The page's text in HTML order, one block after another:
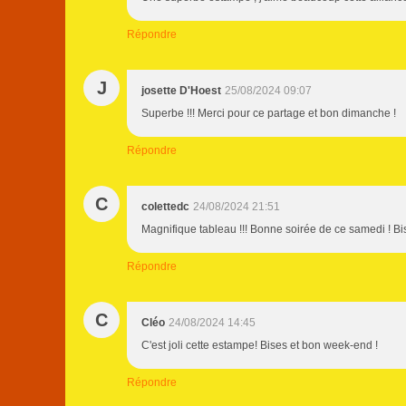
Répondre
J josette D'Hoest 25/08/2024 09:07
Superbe !!! Merci pour ce partage et bon dimanche !
Répondre
C colettedc 24/08/2024 21:51
Magnifique tableau !!! Bonne soirée de ce samedi !
Répondre
C Cléo 24/08/2024 14:45
C'est joli cette estampe! Bises et bon week-end !
Répondre